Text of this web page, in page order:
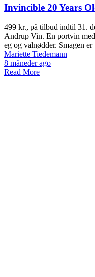
Invincible 20 Years
499 kr., på tilbud indtil 31.
Andrup Vin. En portvin
eg og valnødder. Smagen er
Mariette Tiedemann
8 måneder ago
Read More